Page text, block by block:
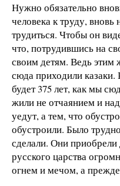
Нужно обязательно
человека к труду, вновь
трудиться. Чтобы он
что, потрудившись на
своим детям. Ведь этим
сюда приходили
будет 375 лет, как мы
жили не отчаянием и
уедут, а тем, что
обустроили. Было
сделали. Они
русского царства
огнем и мечом, а